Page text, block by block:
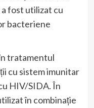
fost utilizat cu
bacteriene
tratamentul
cu sistem imunitar
HIV/SIDA. În
în combinație